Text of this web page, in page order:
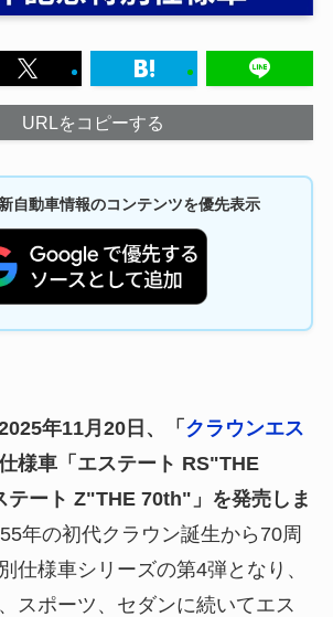
URLをコピーする
自動車情報のコンテンツを優先表示
年11月20日、「 クラウンエス
様車「エステート RS"THE
ート Z"THE 70th"」を発売しま
年の初代クラウン誕生から70周
仕様車シリーズの第4弾となり、
スポーツ、セダンに続いてエス